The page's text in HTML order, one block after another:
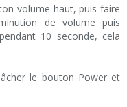
volume haut, puis faire
de volume puis
10 seconde, cela
le bouton Power et